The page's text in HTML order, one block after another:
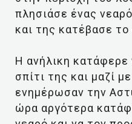
πλησιάσε ένας
και της κατέβασε το
Η ανήλικη κατάφερε
σπίτι της και μαζί
ενημέρωσαν την
ώρα αργότερα